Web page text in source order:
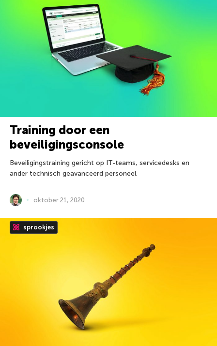
Training door een
beveiligingsconsole
Beveiligingstraining gericht op IT-teams, servicedesks en
ander technisch geavanceerd personeel.
oktober 21, 2020
sprookjes